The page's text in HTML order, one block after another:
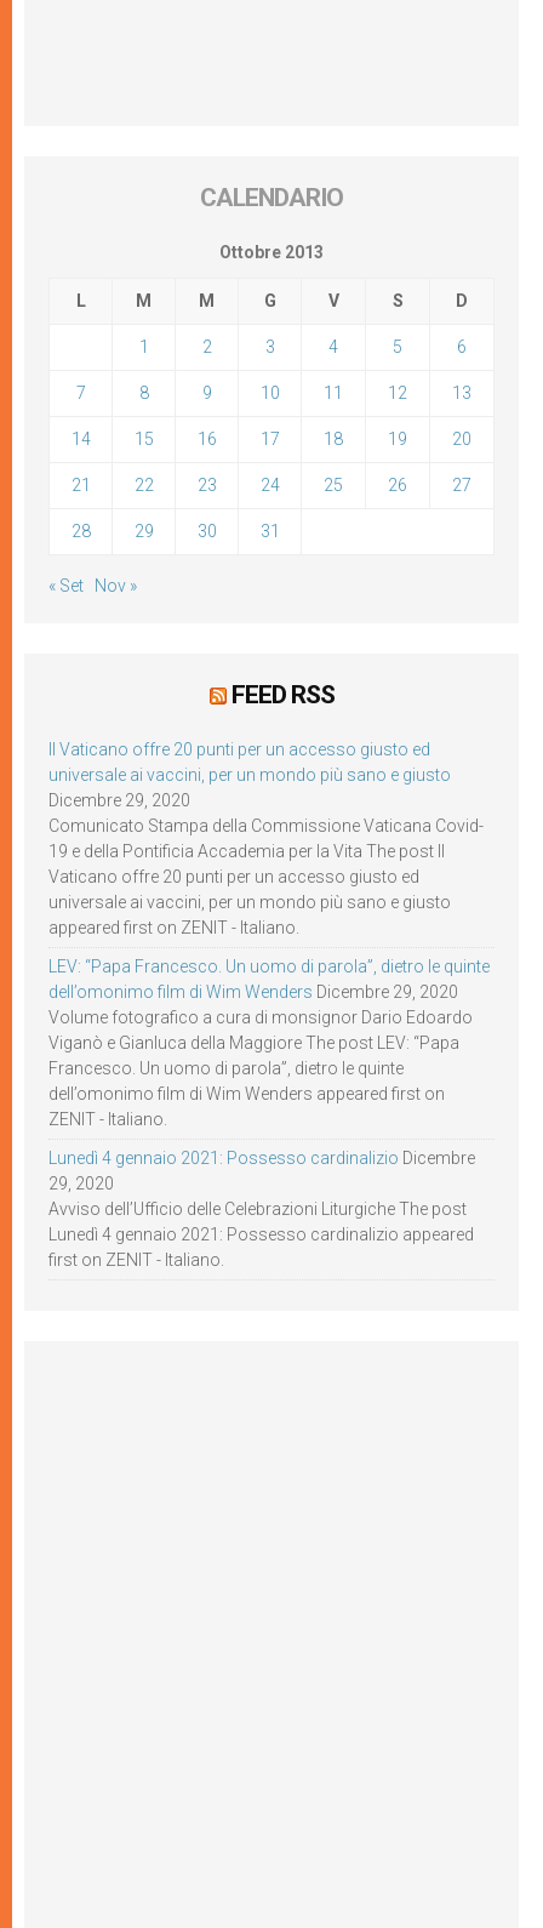
CALENDARIO
Ottobre 2013
L M M G V S D
1 2 3 4 5 6
7 8 9 10 11 12 13
14 15 16 17 18 19 20
21 22 23 24 25 26 27
28 29 30 31
« Set Nov »
FEED RSS
Il Vaticano offre 20 punti per un accesso giusto ed
universale ai vaccini, per un mondo più sano e giusto
Dicembre 29, 2020
Comunicato Stampa della Commissione Vaticana Covid-
19 e della Pontificia Accademia per la Vita The post Il
Vaticano offre 20 punti per un accesso giusto ed
universale ai vaccini, per un mondo più sano e giusto
appeared first on ZENIT - Italiano.
LEV: “Papa Francesco. Un uomo di parola”, dietro le quinte
dell’omonimo film di Wim Wenders Dicembre 29, 2020
Volume fotografico a cura di monsignor Dario Edoardo
Viganò e Gianluca della Maggiore The post LEV: “Papa
Francesco. Un uomo di parola”, dietro le quinte
dell’omonimo film di Wim Wenders appeared first on
ZENIT - Italiano.
Lunedì 4 gennaio 2021: Possesso cardinalizio Dicembre
29, 2020
Avviso dell’Ufficio delle Celebrazioni Liturgiche The post
Lunedì 4 gennaio 2021: Possesso cardinalizio appeared
first on ZENIT - Italiano.